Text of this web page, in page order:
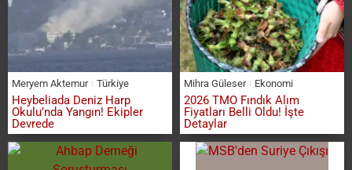
Meryem Aktemur Türkiye
Heybeliada Deniz Harp
Okulu’nda Yangın! Ekipler
Devrede
Mihra Güleser Ekonomi
2026 TMO Fındık Alım
Fiyatları Belli Oldu! İşte
Detaylar